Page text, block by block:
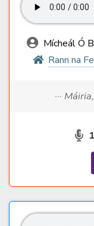
Mícheál Ó
Rann na
···